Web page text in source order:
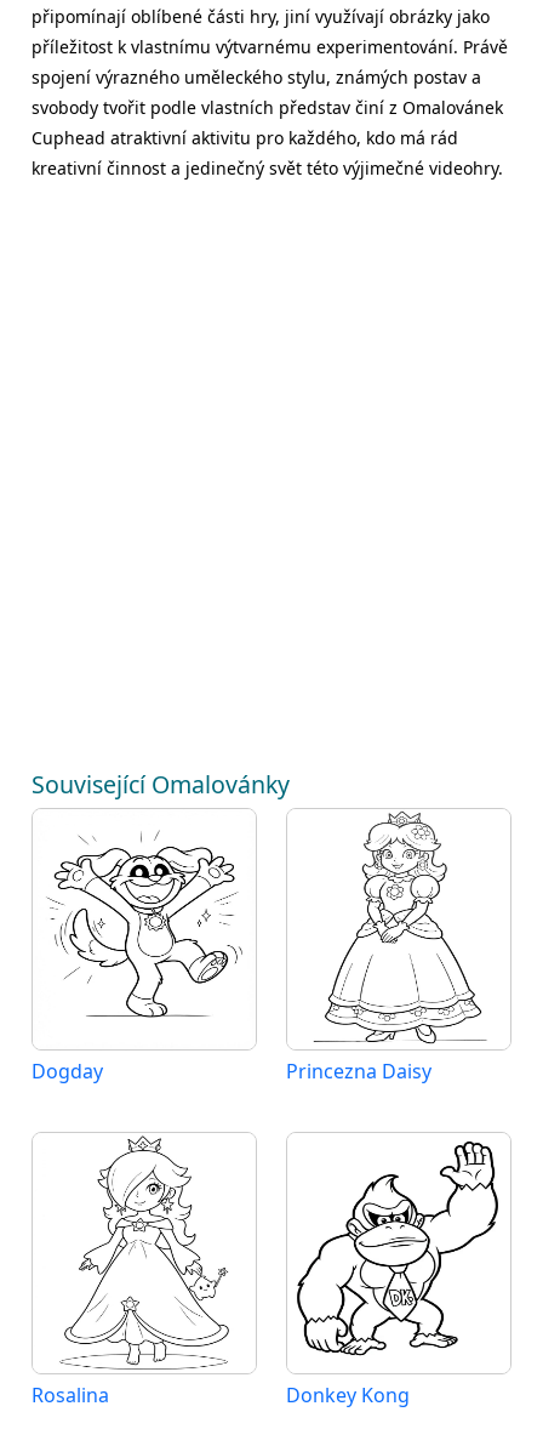
připomínají oblíbené části hry, jiní využívají obrázky jako
příležitost k vlastnímu výtvarnému experimentování. Právě
spojení výrazného uměleckého stylu, známých postav a
svobody tvořit podle vlastních představ činí z Omalovánek
Cuphead atraktivní aktivitu pro každého, kdo má rád
kreativní činnost a jedinečný svět této výjimečné videohry.
Související Omalovánky
Dogday Princezna Daisy
Rosalina Donkey Kong